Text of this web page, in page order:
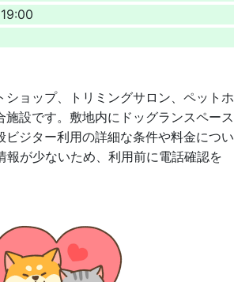
ショップ、トリミングサロン、ペットホ
施設です。敷地内にドッグランスペース
ビジター利用の詳細な条件や料金につい
報が少ないため、利用前に電話確認を